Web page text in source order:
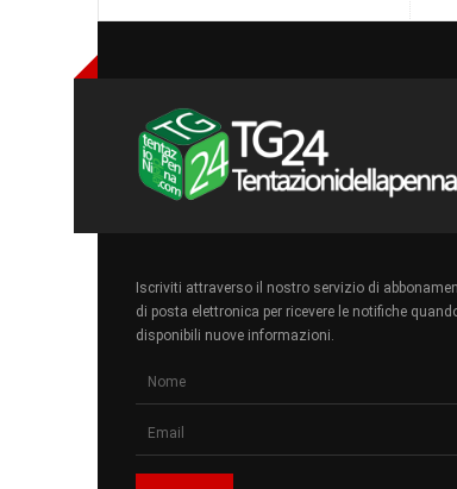
Iscriviti attraverso il nostro servizio di
di posta elettronica per ricevere le notifiche
disponibili nuove informazioni.